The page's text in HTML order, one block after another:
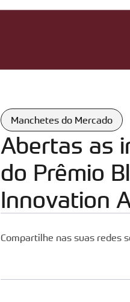
Manchetes do Mercado
Abertas as
do Prêmio
Innovation
Compartilhe nas suas redes